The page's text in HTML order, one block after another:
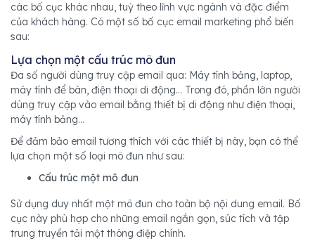
các bố cục khác nhau, tuỳ theo lĩnh vực ngành và đặc điểm
của khách hàng. Có một số bố cục email marketing phổ biến
sau:
Lựa chọn một cấu trúc mô đun
Đa số người dùng truy cập email qua: Máy tính bảng, laptop,
máy tính để bàn, điện thoại di động… Trong đó, phần lớn người
dùng truy cập vào email bằng thiết bị di động như điện thoại,
máy tính bảng…
Để đảm bảo email tương thích với các thiết bị này, bạn có thể
lựa chọn một số loại mô đun như sau:
Cấu trúc một mô đun
Sử dụng duy nhất một mô đun cho toàn bộ nội dung email. Bố
cục này phù hợp cho những email ngắn gọn, súc tích và tập
trung truyền tải một thông điệp chính.